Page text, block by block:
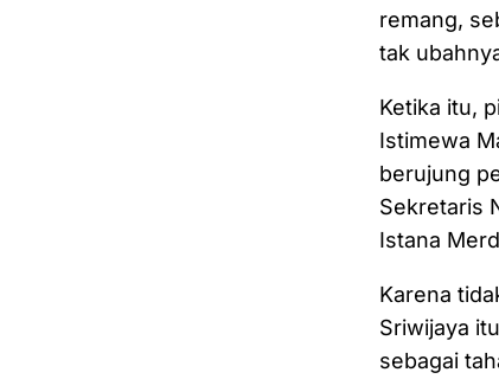
remang,
tak
Ketika itu,
Istimewa
berujung
Sekretaris
Istana
Karena
Sriwijaya
sebagai